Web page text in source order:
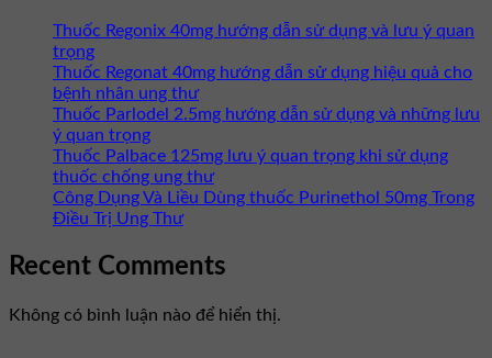
Thuốc Regonix 40mg hướng dẫn sử dụng và lưu ý quan
trọng
Thuốc Regonat 40mg hướng dẫn sử dụng hiệu quả cho
bệnh nhân ung thư
Thuốc Parlodel 2.5mg hướng dẫn sử dụng và những lưu
ý quan trọng
Thuốc Palbace 125mg lưu ý quan trọng khi sử dụng
thuốc chống ung thư
Công Dụng Và Liều Dùng thuốc Purinethol 50mg Trong
Điều Trị Ung Thư
Recent Comments
Không có bình luận nào để hiển thị.